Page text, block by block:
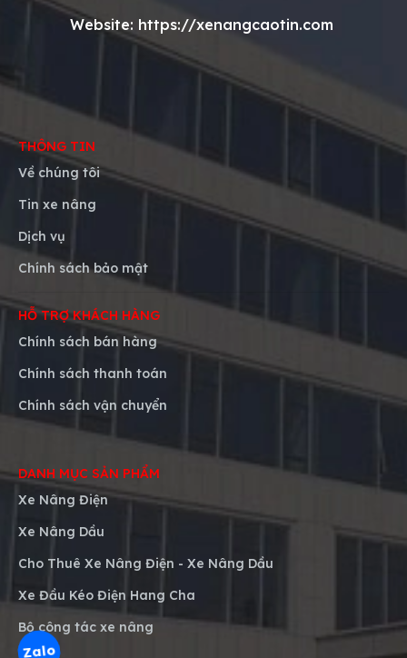
Website: https://xenangcaotin.com
THÔNG TIN
Về chúng tôi
Tin xe nâng
Dịch vụ
Chính sách bảo mật
HỖ TRỢ KHÁCH HÀNG
Chính sách bán hàng
Chính sách thanh toán
Chính sách vận chuyển
DANH MỤC SẢN PHẨM
Xe Nâng Điện
Xe Nâng Dầu
Cho Thuê Xe Nâng Điện - Xe Nâng Dầu
Xe Đầu Kéo Điện Hang Cha
Bộ công tác xe nâng
Zalo